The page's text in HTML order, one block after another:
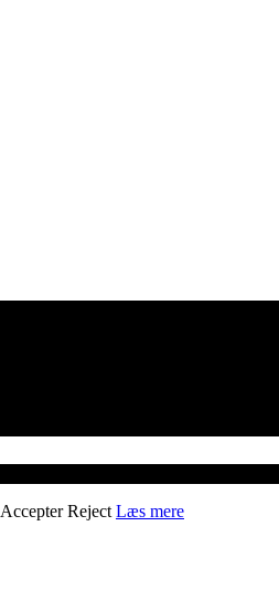
Accepter Reject Læs mere